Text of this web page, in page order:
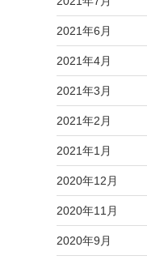
2021年6月
2021年4月
2021年3月
2021年2月
2021年1月
2020年12月
2020年11月
2020年9月